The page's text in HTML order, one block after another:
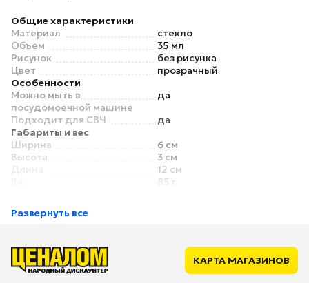
Общие характеристики
Материал
стекло
Объем
35 мл
Рисунок
без рисунка
Цвет
прозрачный
Особенности
Можно мыть в
посудомоечной машине
да
Подходит для СВЧ
да
Габариты и вес
Ширина
6 см
Высота
3 см
Длина
12 см
85 г
Развернуть все
КАРТА МАГАЗИНОВ